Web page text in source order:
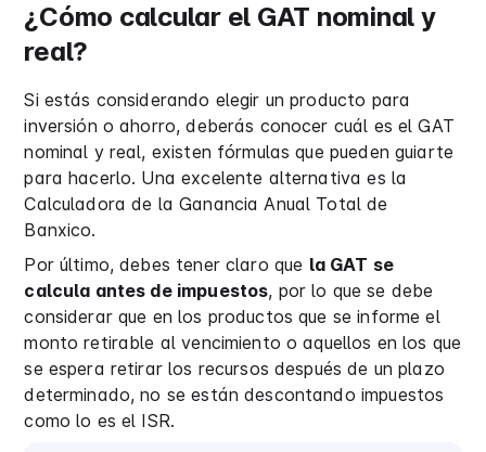
¿Cómo calcular el GAT nominal y
real?
Si estás considerando elegir un producto para
inversión o ahorro, deberás conocer cuál es el GAT
nominal y real, existen fórmulas que pueden guiarte
para hacerlo. Una excelente alternativa es la
Calculadora de la Ganancia Anual Total de
Banxico.
Por último, debes tener claro que la GAT se
calcula antes de impuestos, por lo que se debe
considerar que en los productos que se informe el
monto retirable al vencimiento o aquellos en los que
se espera retirar los recursos después de un plazo
determinado, no se están descontando impuestos
como lo es el ISR.